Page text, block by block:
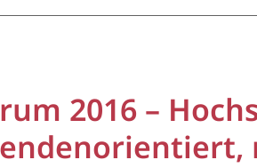
2016 –